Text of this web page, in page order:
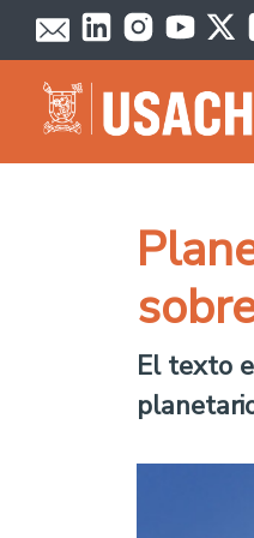
Pasar al contenido principal
El texto